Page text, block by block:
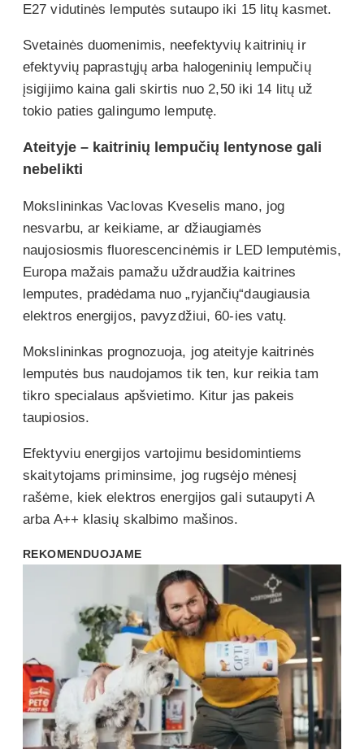
E27 vidutinės lemputės sutaupo iki 15 litų kasmet.
Svetainės duomenimis, neefektyvių kaitrinių ir
efektyvių paprastųjų arba halogeninių lempučių
įsigijimo kaina gali skirtis nuo 2,50 iki 14 litų už
tokio paties galingumo lemputę.
Ateityje – kaitrinių lempučių lentynose gali
nebelikti
Mokslininkas Vaclovas Kveselis mano, jog
nesvarbu, ar keikiame, ar džiaugiamės
naujosiosmis fluorescencinėmis ir LED lemputėmis,
Europa mažais pamažu uždraudžia kaitrines
lemputes, pradėdama nuo „ryjančių“daugiausia
elektros energijos, pavyzdžiui, 60-ies vatų.
Mokslininkas prognozuoja, jog ateityje kaitrinės
lemputės bus naudojamos tik ten, kur reikia tam
tikro specialaus apšvietimo. Kitur jas pakeis
taupiosios.
Efektyviu energijos vartojimu besidomintiems
skaitytojams priminsime, jog rugsėjo mėnesį
rašėme, kiek elektros energijos gali sutaupyti A
arba A++ klasių skalbimo mašinos.
REKOMENDUOJAME